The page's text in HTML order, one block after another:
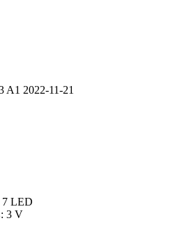
A1 2022-11-21
7 LED
3 V